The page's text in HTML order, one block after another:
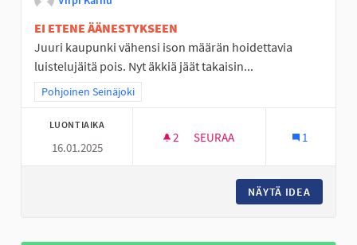
EI ETENE ÄÄNESTYKSEEN
Juuri kaupunki vähensi ison määrän hoidettavia
luistelujäitä pois. Nyt äkkiä jäät takaisin...
Rajaa tulokset teeman mukaan: Pohjoinen Seinäjoki
Pohjoinen Seinäjoki
LUONTIAIKA
16.01.2025
2 2 SEURAAJAA
SEURAA 1
NÄYTÄ IDEA